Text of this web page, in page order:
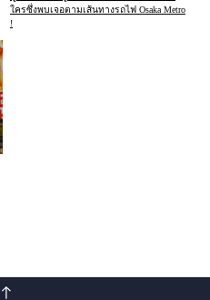
ใครซึ่งพบเจอตามเส้นทางรถไฟ Osaka Metro
!